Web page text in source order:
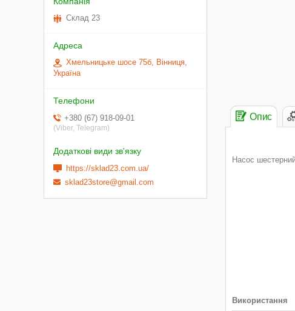
Опис
Насос
Використання
Склад 23
Хмельницьке шосе 75б, Вінниця,
Україна
+380 (67) 918-09-01
(Viber, Telegram)
https://sklad23.com.ua/
sklad23store@gmail.com